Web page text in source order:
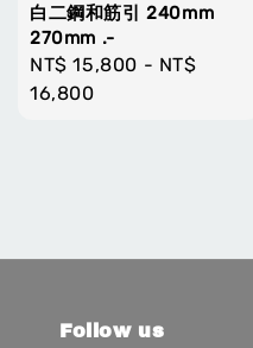
白二鋼和筋引 240mm
270mm .-
Regular
price
NT$ 15,800 - NT$
16,800
Follow us